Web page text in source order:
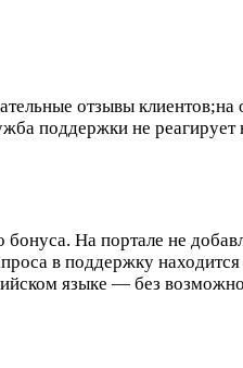
отзывы
поддержки не
На портале не
в поддержку
языке — без